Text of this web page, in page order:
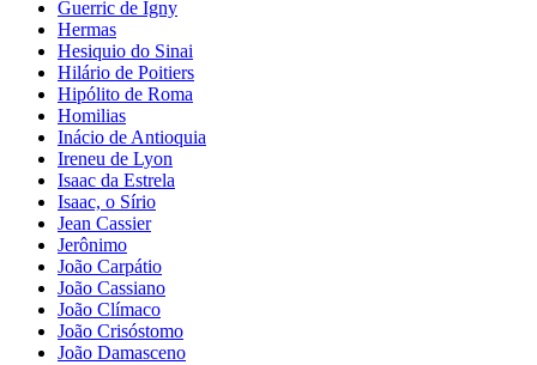
Guerric de Igny
Hermas
Hesiquio do Sinai
Hilário de Poitiers
Hipólito de Roma
Homilias
Inácio de Antioquia
Ireneu de Lyon
Isaac da Estrela
Isaac, o Sírio
Jean Cassier
Jerônimo
João Carpátio
João Cassiano
João Clímaco
João Crisóstomo
João Damasceno